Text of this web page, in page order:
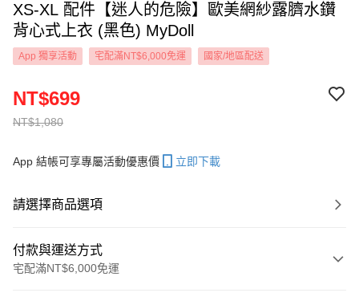
XS-XL 配件【迷人的危險】歐美網紗露臍水鑽
背心式上衣 (黑色) MyDoll
App 獨享活動 宅配滿NT$6,000免運 國家/地區配送
NT$1,080
NT$699
App 結帳可享專屬活動優惠價 立即下載
請選擇商品選項
付款與運送方式
宅配滿NT$6,000免運